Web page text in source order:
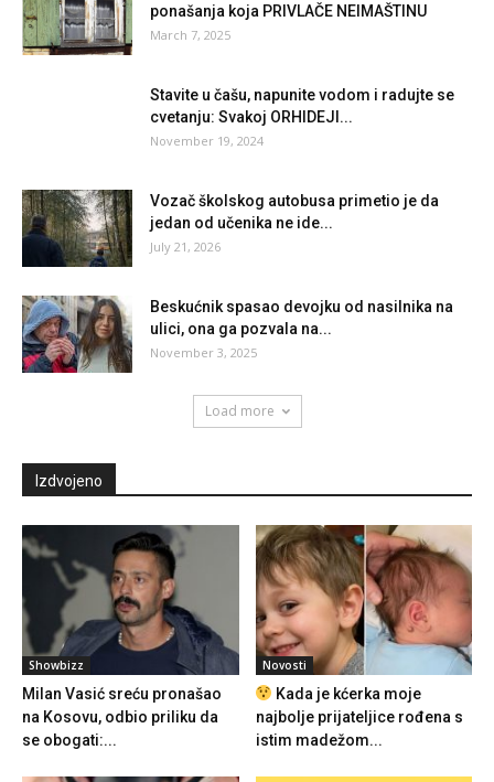
ponašanja koja PRIVLAČE NEIMAŠTINU
March 7, 2025
Stavite u čašu, napunite vodom i radujte se
cvetanju: Svakoj ORHIDEJI...
November 19, 2024
Vozač školskog autobusa primetio je da
jedan od učenika ne ide...
July 21, 2026
Beskućnik spasao devojku od nasilnika na
ulici, ona ga pozvala na...
November 3, 2025
Load more
Izdvojeno
Showbizz
Milan Vasić sreću pronašao
na Kosovu, odbio priliku da
se obogati:...
Novosti
Kada je kćerka moje
najbolje prijateljice rođena s
istim madežom...